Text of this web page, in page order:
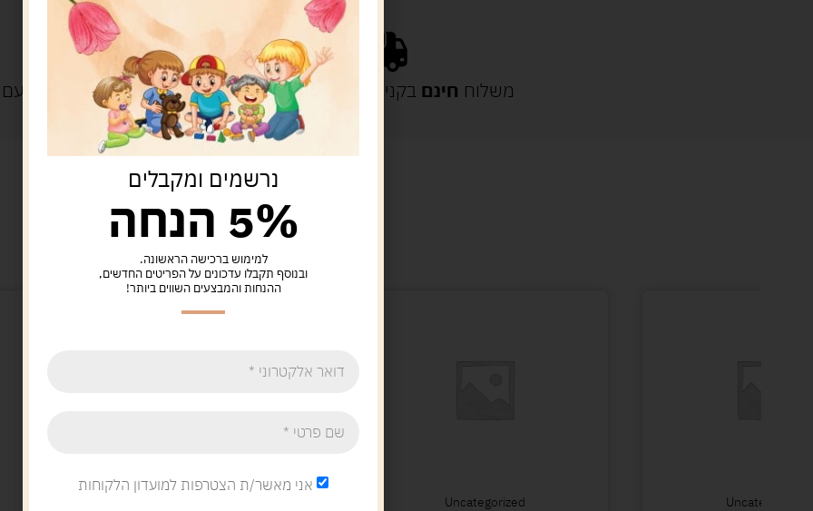
משלוח חינם בקנייה מעל 329 ש"ח משלוח עם
מוצרים קשורים
Uncategorized
Uncategorized
נרשמים ומקבלים
5% הנחה
למימוש ברכישה הראשונה.
ובנוסף תקבלו עדכונים על הפריטים החדשים,
ההנחות והמבצעים השווים ביותר!
אני מאשר/ת הצטרפות למועדון הלקוחות